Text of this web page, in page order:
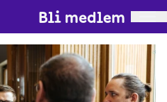
Bli medlem